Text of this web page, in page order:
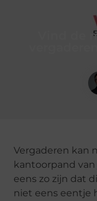
Vind de
Vergaderen kan
kantoorpand
eens zo zijn dat
niet eens eentje